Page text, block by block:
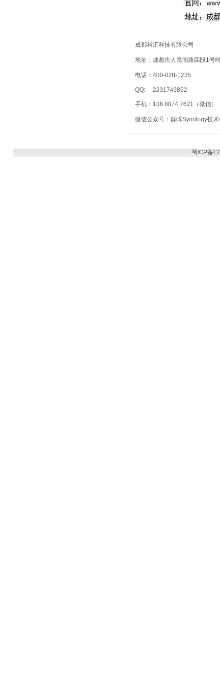
成都科汇科技有限公司
地址：成都市人民南路四段1号
电话：400-028-1235
QQ: 2231749852
手机：138 8074 7621（微信）
微信公众号：群晖Synology技
蜀ICP备